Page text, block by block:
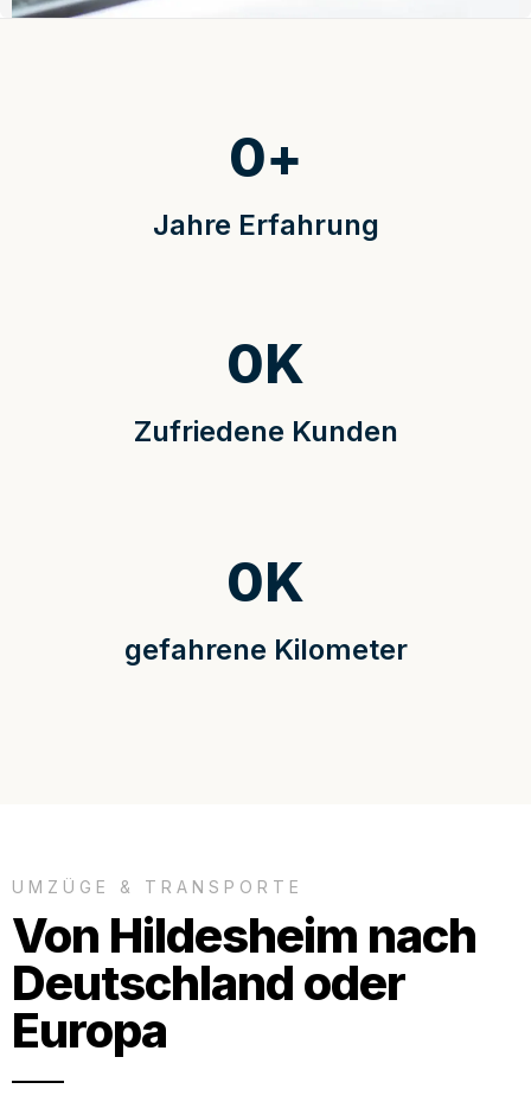
Jahre Erfahrung
0+
Zufriedene Kunden
0K
gefahrene Kilometer
0K
UMZÜGE & TRANSPORTE
Von Hildesheim nach
Deutschland oder
Europa